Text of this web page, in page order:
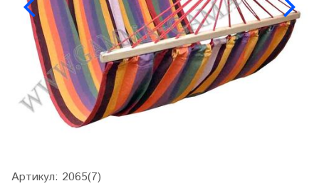
Артикул: 2065(7)